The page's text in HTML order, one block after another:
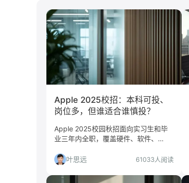
经济学
Apple 2025校招：本科可投、
岗位多，但谁适合谁慎投？
Apple 2025校园秋招面向实习生和毕
业三年内全职，覆盖硬件、软件、
点在上海、北京、深圳、苏州。本文从
平台含金量、岗位匹配度、竞争难度等
角度给出投递建议，并分析适合与慎投
叶思远 61033人阅读